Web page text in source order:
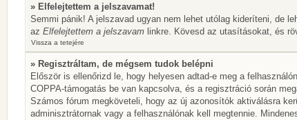
» Elfelejtettem a jelszavamat!
Semmi pánik! A jelszavad ugyan nem lehet utólag kideríteni, de
az Elfelejtettem a jelszavam linkre. Kövesd az utasításokat, és
Vissza a tetejére
» Regisztráltam, de mégsem tudok belépni
Először is ellenőrizd le, hogy helyesen adtad-e meg a
COPPA-támogatás be van kapcsolva, és a regisztráció során
Számos fórum megköveteli, hogy az új azonosítók aktiválásra
adminisztrátornak vagy a felhasználónak kell megtennie.